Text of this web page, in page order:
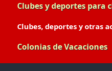
Clubes y deportes para
Clubes, deportes y otras
Colonias de Vacaciones